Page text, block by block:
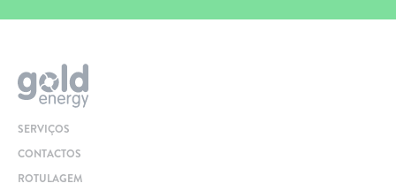
SERVIÇOS
CONTACTOS
ROTULAGEM